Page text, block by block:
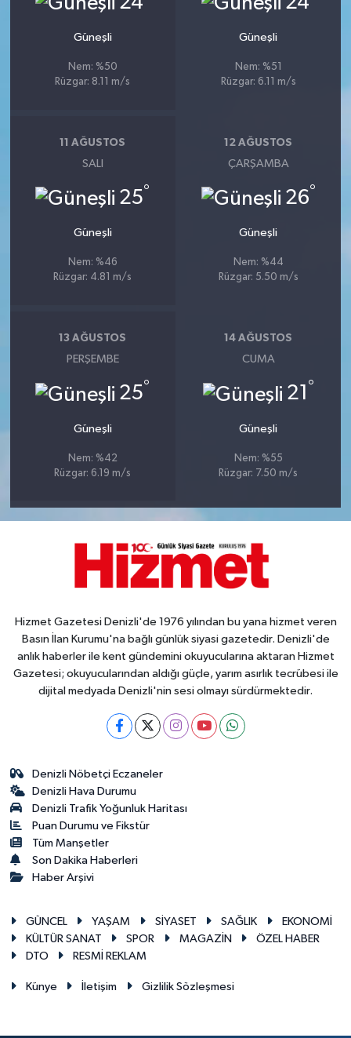
Güneşli
Nem: %50
Rüzgar: 8.11 m/s
Güneşli
Nem: %51
Rüzgar: 6.11 m/s
11 AĞUSTOS
SALI
25°
Güneşli
Nem: %46
Rüzgar: 4.81 m/s
12 AĞUSTOS
ÇARŞAMBA
26°
Güneşli
Nem: %44
Rüzgar: 5.50 m/s
13 AĞUSTOS
PERŞEMBE
25°
Güneşli
Nem: %42
Rüzgar: 6.19 m/s
14 AĞUSTOS
CUMA
21 °
Güneşli
Nem: %55
Rüzgar: 7.50 m/s
Hizmet Gazetesi Denizli'de 1976 yılından bu yana hizmet veren
Basın İlan Kurumu'na bağlı günlük siyasi gazetedir. Denizli'de
anlık haberler ile kent gündemini okuyucularına aktaran Hizmet
Gazetesi; okuyucularından aldığı güçle, yarım asırlık tecrübesi ile
dijital medyada Denizli'nin sesi olmayı sürdürmektedir.
Denizli Nöbetçi Eczaneler
Denizli Hava Durumu
Denizli Trafik Yoğunluk Haritası
Puan Durumu ve Fikstür
Tüm Manşetler
Son Dakika Haberleri
Haber Arşivi
GÜNCEL YAŞAM SİYASET SAĞLIK
EKONOMİ
KÜLTÜR SANAT
SPOR MAGAZİN
ÖZEL HABER
DTO
RESMİ REKLAM
Künye İletişim Gizlilik Sözleşmesi